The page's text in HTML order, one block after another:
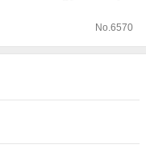
No. 6570